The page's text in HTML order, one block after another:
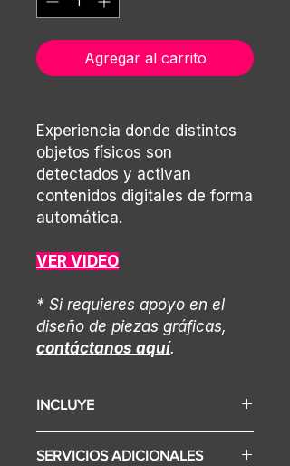
Agregar al carrito
Experiencia donde distintos
objetos físicos son
detectados y activan
contenidos digitales de forma
automática.
VER VIDEO
* Si requieres apoyo en el
diseño de piezas gráficas,
contáctanos aquí.
INCLUYE
precio)
SERVICIOS ADICIONALES